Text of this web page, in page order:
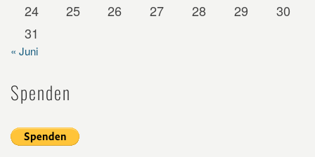
24
25 26 27 28 29
30
31
« Juni
Spenden